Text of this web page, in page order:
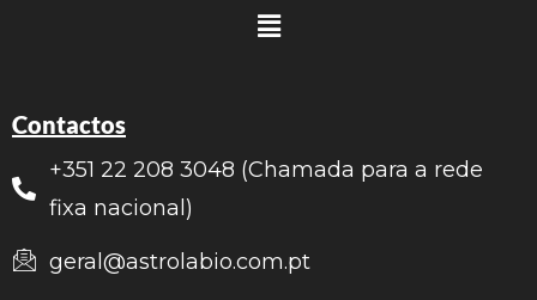
Contactos
+351 22 208 3048 (Chamada para a rede
fixa nacional)
geral@astrolabio.com.pt